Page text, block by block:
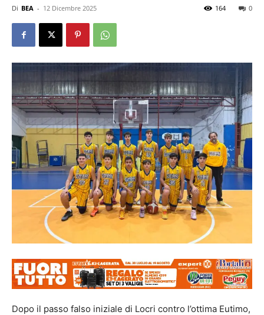
Di BEA - 12 Dicembre 2025 0
164
Dopo il passo falso iniziale di Locri contro l’ottima Eutimo,